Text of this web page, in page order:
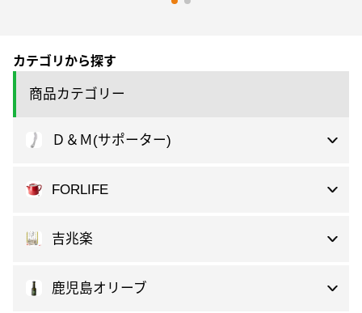
カテゴリから探す
商品カテゴリー
Ｄ＆Ｍ(サポーター)
FORLIFE
吉兆楽
鹿児島オリーブ